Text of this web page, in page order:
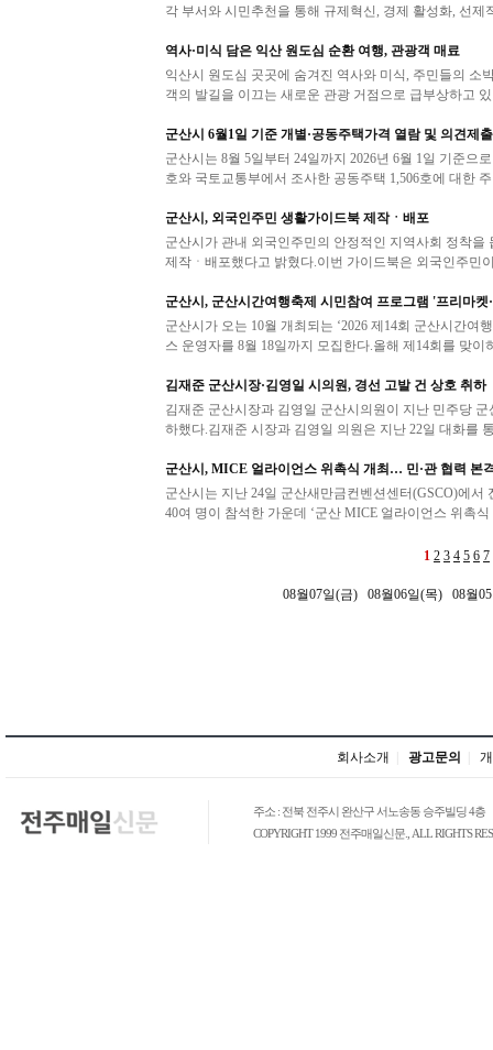
각 부서와 시민추천을 통해 규제혁신, 경제 활성화, 선제
역사·미식 담은 익산 원도심 순환 여행, 관광객 매료
익산시 원도심 곳곳에 숨겨진 역사와 미식, 주민들의 소
객의 발길을 이끄는 새로운 관광 거점으로 급부상하고
군산시 6월1일 기준 개별·공동주택가격 열람 및 의견제출
군산시는 8월 5일부터 24일까지 2026년 6월 1일 기준으
호와 국토교통부에서 조사한 공동주택 1,506호에 대한
군산시, 외국인주민 생활가이드북 제작ㆍ배포
군산시가 관내 외국인주민의 안정적인 지역사회 정착을
제작ㆍ배포했다고 밝혔다.이번 가이드북은 외국인주민
군산시, 군산시간여행축제 시민참여 프로그램 '프리마켓
군산시가 오는 10월 개최되는 ‘2026 제14회 군산시간
스 운영자를 8월 18일까지 모집한다.올해 제14회를 맞이
김재준 군산시장·김영일 시의원, 경선 고발 건 상호 취하
김재준 군산시장과 김영일 군산시의원이 지난 민주당
하했다.김재준 시장과 김영일 의원은 지난 22일 대화를
군산시, MICE 얼라이언스 위촉식 개최… 민·관 협력 본
군산시는 지난 24일 군산새만금컨벤션센터(GSCO)에
40여 명이 참석한 가운데 ‘군산 MICE 얼라이언스 위촉
1 2 3 4 5 6 7
08월07일(금) 08월06일(목) 08월
회사소개 광고문의
주소 : 전북 전주시 완산구 서노송동 승주빌딩 4층
COPYRIGHT 1999 전주매일신문., ALL RIGHTS